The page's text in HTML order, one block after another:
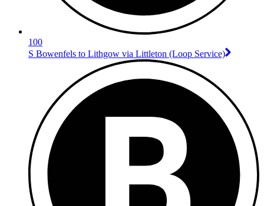
100
S Bowenfels to Lithgow via Littleton (Loop Service)